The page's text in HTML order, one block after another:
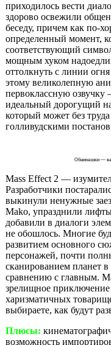
приходилось вести
здорово освежили
беседу, причем как по-
определенный момент,
соответствующий
мощным хуком
оттолкнуть с линии
этому великолепную
первоклассную
идеальный дорогущий
который может без
голливудскими
Обнимашки —
Mass Effect 2 —
Разработчики
выкинули ненужные
Mako, упразднили
добавили в диалоги
не обошлось. Многие
развитием основного
персонажей, почти
сканированием планет
сравнению с главным.
зрелищное
харизматичных
выбираете, как будут
Плюсы:
возможность